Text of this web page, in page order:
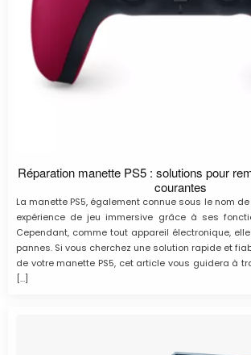
Réparation manette PS5 : solutions pour
courantes
La manette PS5, également connue sous le nom
expérience de jeu immersive grâce à ses
Cependant, comme tout appareil électronique,
pannes. Si vous cherchez une solution rapide et
de votre manette PS5, cet article vous guidera à
[…]